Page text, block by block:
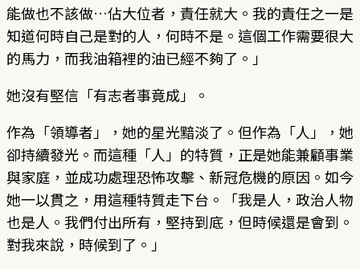
能做也不該做…佔大位者，責任就大。我的責任之一是
知道何時自己是對的人，何時不是。這個工作需要很大
的馬力，而我油箱裡的油已經不夠了。」
她沒有堅信「有志者事竟成」。
作為「領導者」，她的星光黯淡了。但作為「人」，她
卻持續發光。而這種「人」的特質，正是她能兼顧事業
與家庭，並成功處理恐怖攻擊、新冠危機的原因。如今
她一以貫之，用這種特質走下台。「我是人，政治人物
也是人。我們付出所有，堅持到底，但時候還是會到。
對我來說，時候到了。」